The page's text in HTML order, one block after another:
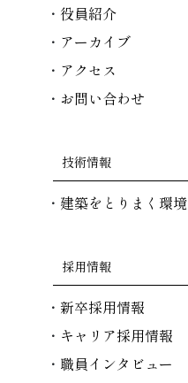
役員紹介
アーカイブ
アクセス
お問い合わせ
技術情報
建築をとりまく環境
採用情報
新卒採用情報
キャリア採用情報
職員インタビュー